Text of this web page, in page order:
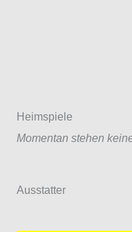
Heimspiele
Momentan stehen
Ausstatter